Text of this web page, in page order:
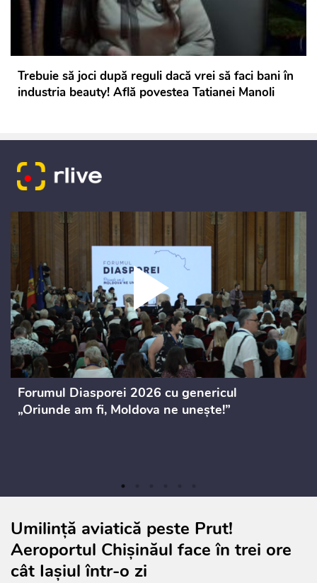
Trebuie să joci după reguli dacă vrei să faci bani în
industria beauty! Află povestea Tatianei Manoli
Forumul Diasporei 2026 cu genericul
„Oriunde am fi, Moldova ne unește!”
Umilință aviatică peste Prut!
Aeroportul Chișinăul face în trei ore
cât Iașiul într-o zi